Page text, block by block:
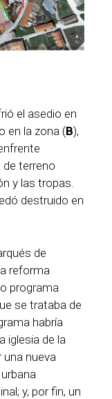
el asedio en
en la zona (B),
de terreno
y las tropas.
destruido en
de
reforma
programa
se trataba de
habría
iglesia de la
una nueva
y, por fin, un